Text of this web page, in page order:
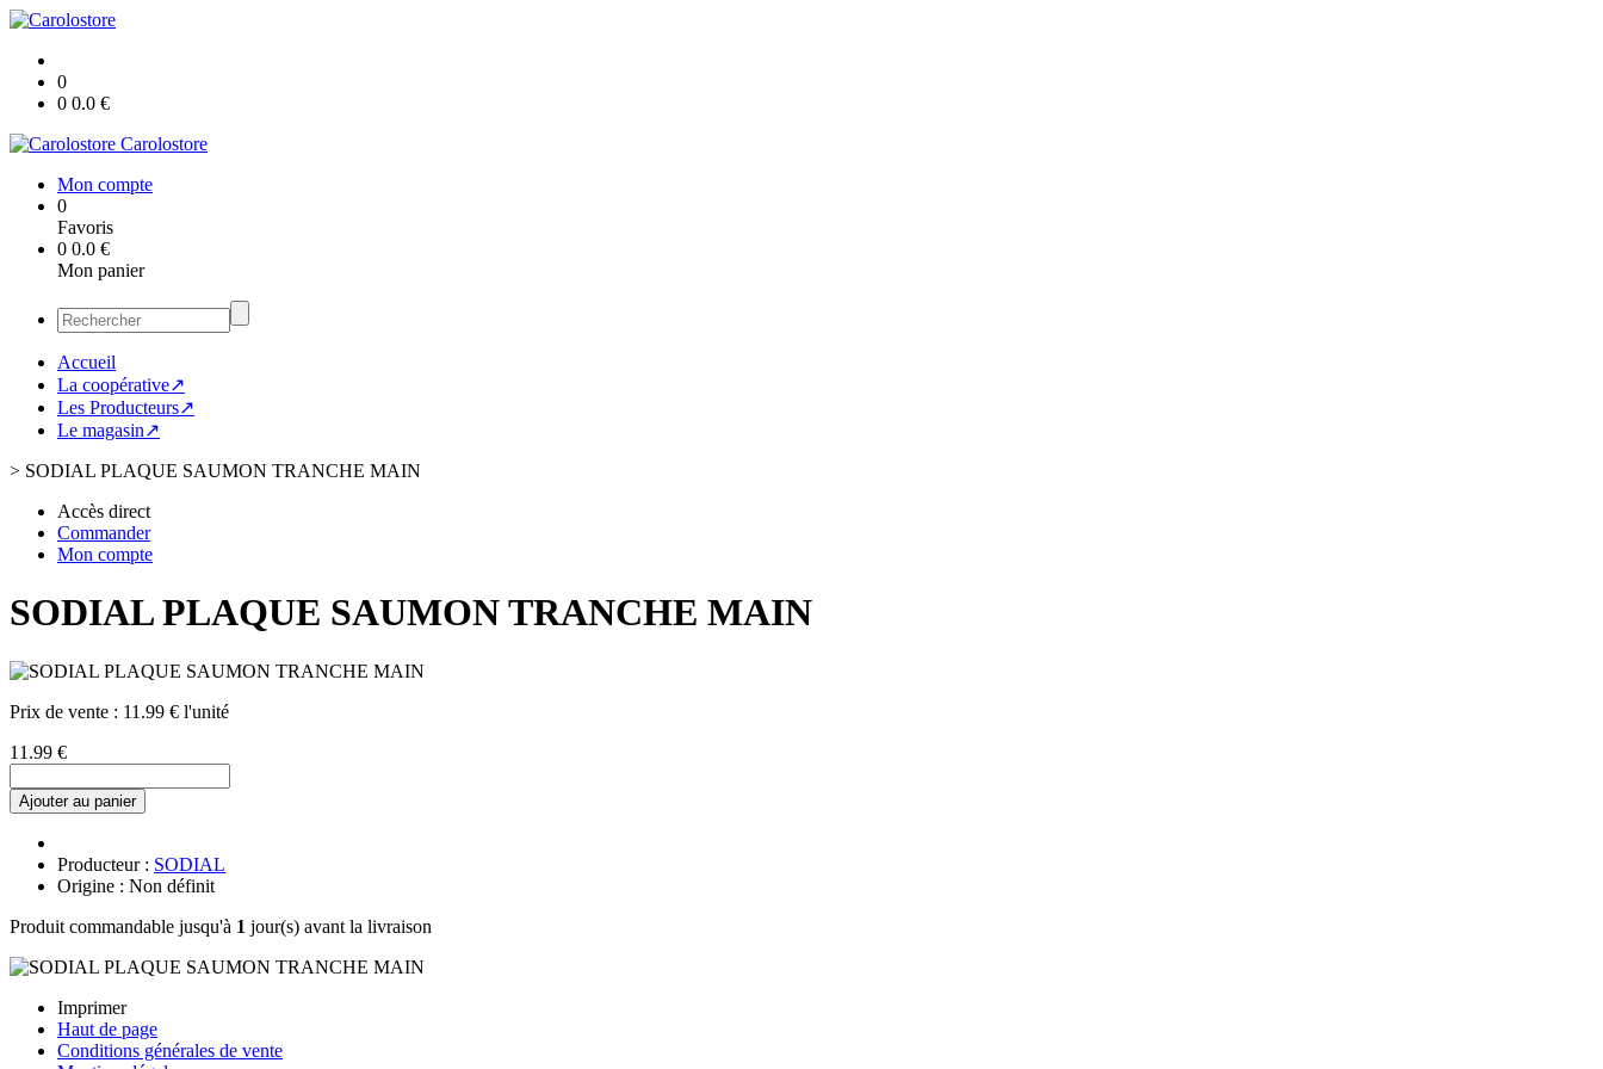
0
0 0.0 €
Carolostore
Mon compte
0
Favoris
0 0.0 €
Mon panier
Accueil
La coopérative↗
Les Producteurs↗
Le magasin↗
> SODIAL PLAQUE SAUMON TRANCHE MAIN
Accès direct
Commander
Mon compte
SODIAL PLAQUE SAUMON TRANCHE MAIN
Prix de vente : 11.99 € l'unité
11.99 €
Ajouter au panier
Producteur : SODIAL
Origine : Non définit
Produit commandable jusqu'à 1 jour(s) avant la livraison
Imprimer
Haut de page
Conditions générales de vente